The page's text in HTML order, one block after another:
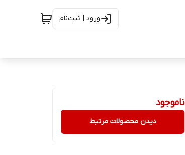
ورود | ثبت‌نام
ناموجود
دیدن محصولات مرتبط